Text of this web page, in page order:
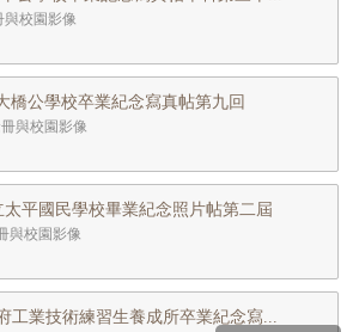
與校園影像
橋公學校卒業紀念寫真帖第九回
與校園影像
太平國民學校畢業紀念照片帖第二屆
與校園影像
工業技術練習生養成所卒業紀念寫...